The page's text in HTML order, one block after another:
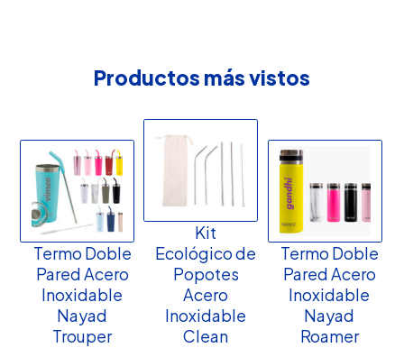
Productos más vistos
Termo Doble
Pared Acero
Inoxidable
Nayad
Trouper
Kit
Ecológico de
Popotes
Acero
Inoxidable
Clean
Termo Doble
Pared Acero
Inoxidable
Nayad
Roamer